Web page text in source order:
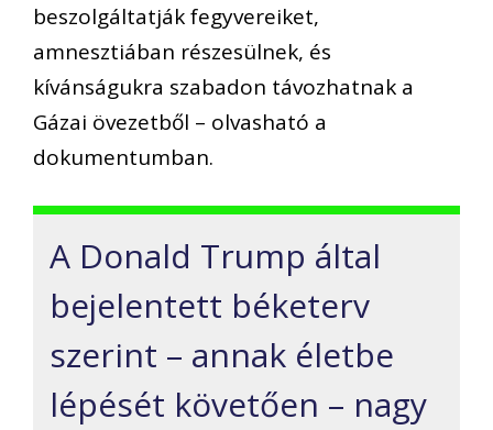
beszolgáltatják fegyvereiket,
amnesztiában részesülnek, és
kívánságukra szabadon távozhatnak a
Gázai övezetből – olvasható a
dokumentumban.
A Donald Trump által
bejelentett béketerv
szerint – annak életbe
lépését követően – nagy